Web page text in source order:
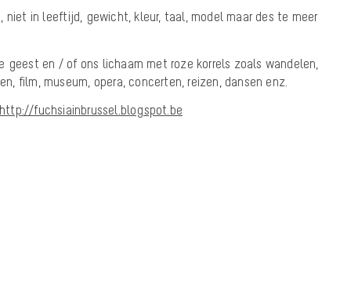
niet in leeftijd, gewicht, kleur, taal, model maar des te meer
geest en / of ons lichaam met roze korrels zoals wandelen,
film, museum, opera, concerten, reizen, dansen enz.
fuchsiainbrussel.blogspot.be